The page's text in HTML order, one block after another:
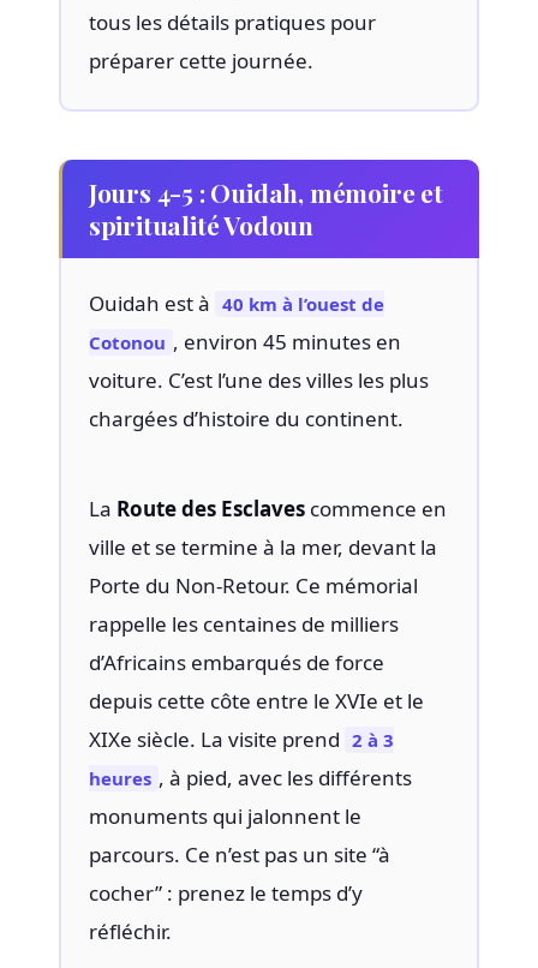
tous les détails pratiques pour
préparer cette journée.
Jours 4-5 : Ouidah, mémoire et
spiritualité Vodoun
Ouidah est à 40 km à l’ouest de
Cotonou , environ 45 minutes en
voiture. C’est l’une des villes les plus
chargées d’histoire du continent.
La Route des Esclaves commence en
ville et se termine à la mer, devant la
Porte du Non-Retour. Ce mémorial
rappelle les centaines de milliers
d’Africains embarqués de force
depuis cette côte entre le XVIe et le
XIXe siècle. La visite prend 2 à 3
heures , à pied, avec les différents
monuments qui jalonnent le
parcours. Ce n’est pas un site “à
cocher” : prenez le temps d’y
réfléchir.